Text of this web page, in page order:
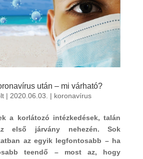
után – mi várható?
| 2020.06.03. | koronavírus
a korlátozó intézkedések, talán
első járvány nehezén. Sok
az egyik legfontosabb – ha
teendő – most az, hogy